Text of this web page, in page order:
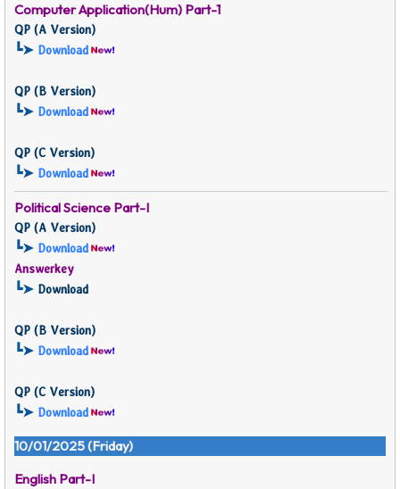
Computer Application(Hum) Part-1
QP (A Version)
┗➤ Download
QP (B Version)
┗➤ Download
QP (C Version)
┗➤ Download
Political Science Part-I
QP (A Version)
┗➤ Download
Answerkey
┗➤ Download
QP (B Version)
┗➤ Download
QP (C Version)
┗➤ Download
10/01/2025 (Friday)
English Part-I